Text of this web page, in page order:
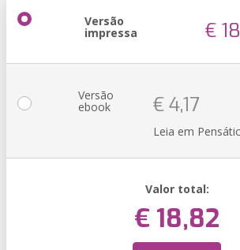
Versão
impressa €
Versão
ebook € 4,17
Leia em
Valor total:
€ 18,82